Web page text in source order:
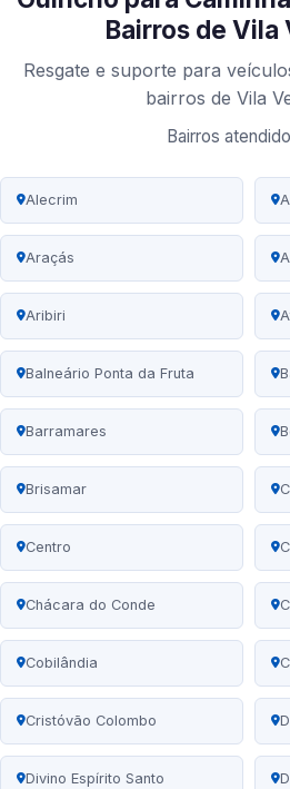
Bairros de Vila
Resgate e suporte para
bairros de Vila
Bairros
Alecrim
Araçás
Aribiri
Balneário Ponta da Fruta
Barramares
Brisamar
Centro
Chácara do Conde
Cobilândia
Cristóvão Colombo
Divino Espírito Santo